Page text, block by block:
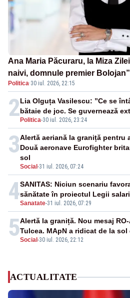
Ana Maria Păcuraru, la Miza
naivi, domnule premier Bolojan”
Politica·30 iul. 2026, 22:15
2 Politica-30 iul. 2026, 23:24
Lia Olguța Vasilescu: ”Ce se
bătaie de joc. Se guvernează
3
Social -31 iul. 2026, 07:24
Alertă aeriană la graniță pentru
Două aeronave Eurofighter
sol
4Sanatate-31 iul. 2026, 07:29
SANITAS: Niciun scenariu
sănătate în proiectul Legii
5Social -30 iul. 2026, 22:12
Alertă la graniță. Nou mesaj
Tulcea. MApN a ridicat de la
ACTUALITATE